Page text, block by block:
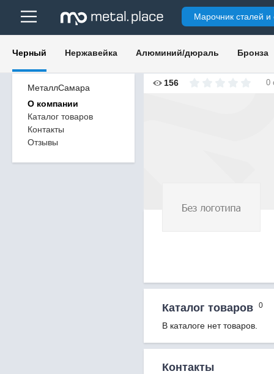
Марочник сталей и
Черный Нержавейка Алюминий/дюраль Бронза
МеталлСамара
О компании
Каталог товаров
Контакты
Отзывы
156 0
Каталог товаров 0
В каталоге нет товаров.
Контакты